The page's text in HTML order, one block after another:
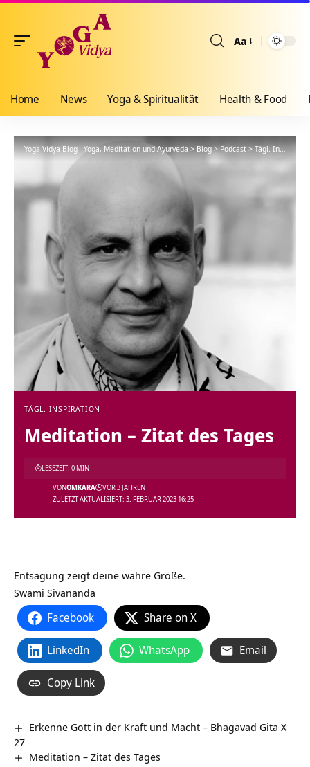
Aa
Home News Yoga & Spiritualität Health & Food
Yoga Vidya Blog - Yoga, Meditation und Ayurveda>Blog>Podcast>Tägl. Inspiration
TÄGL. INSPIRATION
Meditation – Zitat des Tages
ZULETZT AKTUALISIERT: 3. FEBRUAR 2023 16:25
VONOMKARA VOR 3 JAHREN
LESEZEIT: 0 MIN
Entsagung zeigt deine wahre Größe.
Swami Sivananda
Facebook Share on X
LinkedIn WhatsApp Email
Copy Link
Erkenne Gott in der Kraft und Macht – Bhagavad Gita X
27
Meditation – Zitat des Tages